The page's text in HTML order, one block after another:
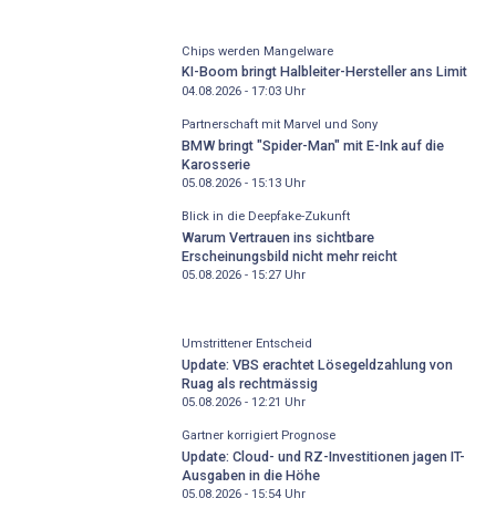
Chips werden Mangelware
KI-Boom bringt Halbleiter-Hersteller ans Limit
04.08.2026 - 17:03Uhr
Partnerschaft mit Marvel und Sony
BMW bringt "Spider-Man" mit E-Ink auf die
Karosserie
05.08.2026 - 15:13Uhr
Blick in die Deepfake-Zukunft
Warum Vertrauen ins sichtbare
Erscheinungsbild nicht mehr reicht
05.08.2026 - 15:27Uhr
Umstrittener Entscheid
Update: VBS erachtet Lösegeldzahlung von
Ruag als rechtmässig
05.08.2026 - 12:21 Uhr
Gartner korrigiert Prognose
Update: Cloud- und RZ-Investitionen jagen IT-
Ausgaben in die Höhe
05.08.2026 - 15:54Uhr